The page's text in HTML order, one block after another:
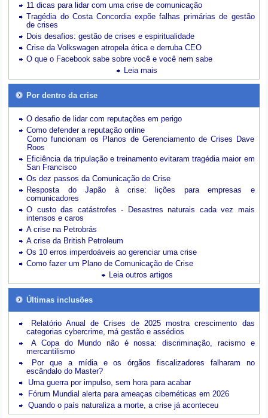
11 dicas para lidar com uma crise de comunicação
Tragédia do Costa Concordia expõe falhas primárias de gestão
de crises
Dois desafios: gestão de crises e espiritualidade
Crise da Volkswagen atropela ética e derruba CEO
O que o Facebook sabe sobre você e você nem sabe
Leia mais
Por dentro da crise
O desafio de lidar com reputações em perigo
Como defender a reputação online
Como funcionam os Planos de Gerenciamento de Crises Dave
Roos
Eficiência da tripulação e treinamento evitaram tragédia maior em
San Francisco
Os dez passos da Comunicação de Crise
Resposta do Japão à crise: lições para empresas e
comunicadores
O custo das catástrofes -
Desastres naturais cada vez mais
intensos e caros
A crise na Petrobrás
A crise da British Petroleum
Os 10 erros imperdoáveis ao gerenciar uma crise
Como fazer um Plano de Comunicação de Crise
Leia outros artigos
Últimas inclusões
Relatório Anual de Crises de 2025 mostra crescimento das
categorias cybercrime, má gestão e assédios
A Copa do Mundo não é nossa: discriminação, racismo e
mercantilismo
Por que a mídia e os órgãos fiscalizadores falharam no
escândalo do Master?
Uma guerra por impulso, sem hora para acabar
Fórum Mundial alerta para ameaças cibernéticas em 2026
Quando o país naturaliza a morte, a crise já aconteceu